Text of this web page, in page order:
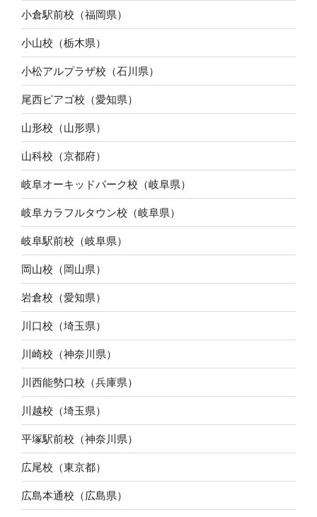
小倉駅前校（福岡県）
小山校（栃木県）
小松アルプラザ校（石川県）
尾西ピアゴ校（愛知県）
山形校（山形県）
山科校（京都府）
岐阜オーキッドパーク校（岐阜県）
岐阜カラフルタウン校（岐阜県）
岐阜駅前校（岐阜県）
岡山校（岡山県）
岩倉校（愛知県）
川口校（埼玉県）
川崎校（神奈川県）
川西能勢口校（兵庫県）
川越校（埼玉県）
平塚駅前校（神奈川県）
広尾校（東京都）
広島本通校（広島県）